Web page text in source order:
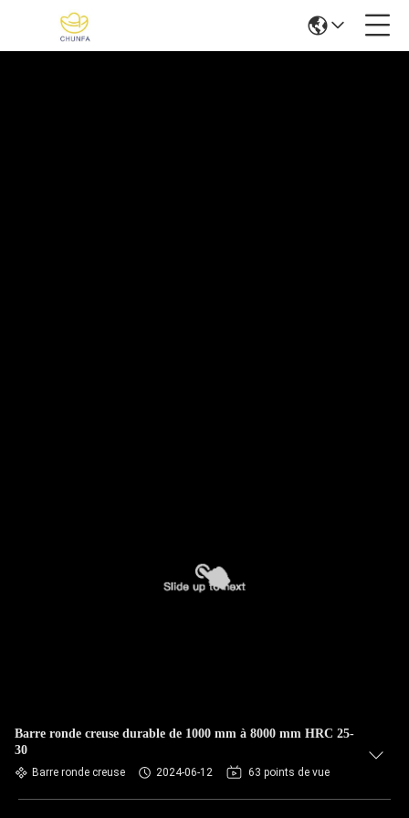
Barre ronde creuse durable de 1000 mm à 8000 mm HRC 25-
30
Barre ronde creuse 2024-06-12 63 points de vue